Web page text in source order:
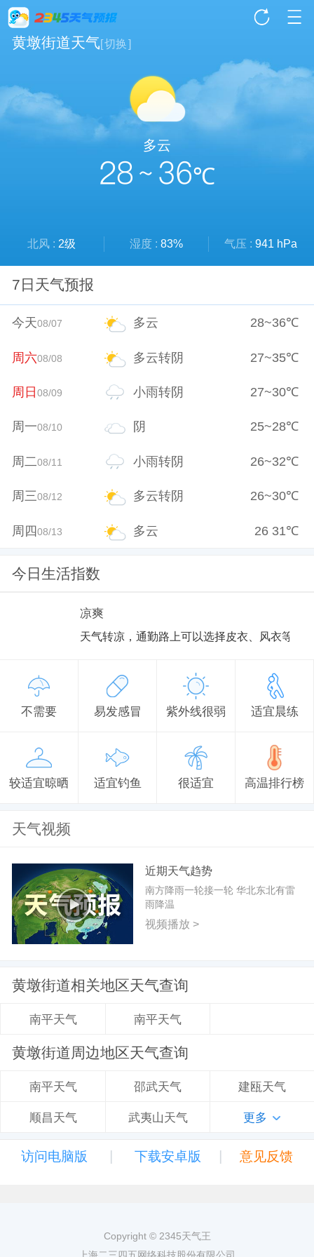
黄墩街道天气[切换]
多云
28 ~ 36℃
北风 : 2级 湿度 : 83% 气压 : 941 hPa
7日天气预报
今天08/07 多云 28~36℃
周六08/08 多云转阴 27~35℃
周日08/09 小雨转阴 27~30℃
周一08/10 阴 25~28℃
周二08/11 小雨转阴 26~32℃
周三08/12 多云转阴 26~30℃
周四08/13 多云 26 31℃
今日生活指数
凉爽
天气转凉，通勤路上可以选择皮衣、风衣等防
不需要 易发感冒 紫外线很弱 适宜晨练
较适宜晾晒 适宜钓鱼 很适宜 高温排行榜
天气视频
近期天气趋势
南方降雨一轮接一轮 华北东北有雷
雨降温
视频播放 >
黄墩街道相关地区天气查询
南平天气 南平天气
黄墩街道周边地区天气查询
南平天气 邵武天气 建瓯天气
顺昌天气 武夷山天气 更多
访问电脑版 | 下载安卓版 | 意见反馈
Copyright © 2345天气王